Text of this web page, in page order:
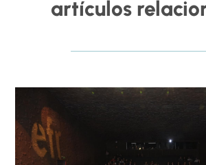
artículos